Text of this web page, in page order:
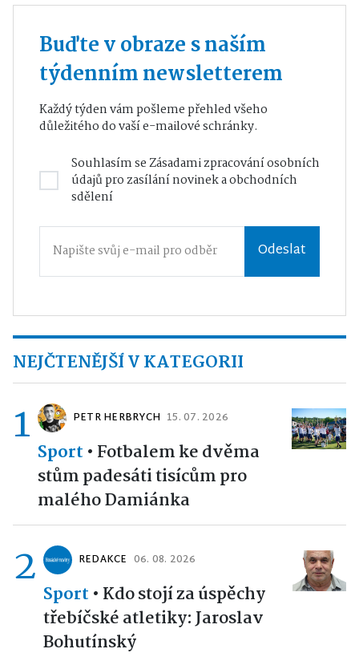
Buďte v obraze s naším
týdenním newsletterem
Každý týden vám pošleme přehled všeho
důležitého do vaší e-mailové schránky.
Souhlasím seZásadami zpracování osobních
údajůpro zasílání novinek a obchodních
sdělení
Odeslat
NEJČTENĚJŠÍ V KATEGORII
1 PETR HERBRYCH 15. 07. 2026
Sport • Fotbalem ke dvěma
stům padesáti tisícům pro
malého Damiánka
2 REDAKCE 06. 08. 2026
Sport • Kdo stojí za úspěchy
třebíčské atletiky: Jaroslav
Bohutínský